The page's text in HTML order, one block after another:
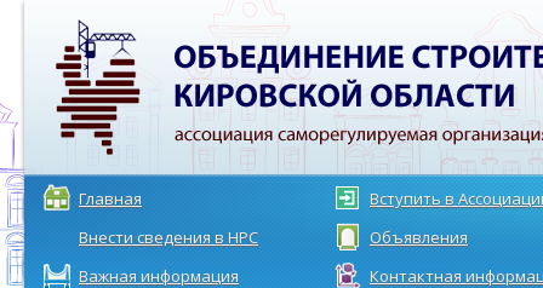
Главная
Вступить в
Внести сведения в НРС
Объявления
Важная информация
Контактная